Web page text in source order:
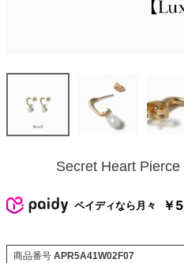
Secret Heart Pierce
ペイディなら月々 ￥
商品番号 APR5A41W02F07